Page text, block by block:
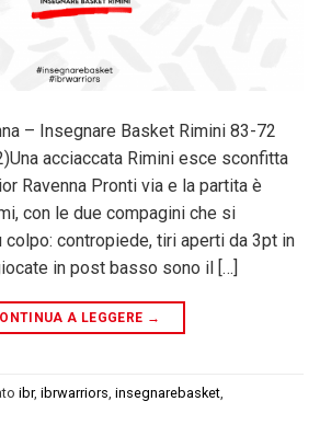
– Insegnare Basket Rimini 83-72
acciaccata Rimini esce sconfitta
Ravenna Pronti via e la partita è
con le due compagini che si
contropiede, tiri aperti da 3pt in
in post basso sono il […]
A LEGGERE →
ibr, ibrwarriors insegnarebasket